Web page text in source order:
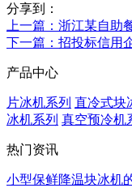
分享到：
上一篇 ：浙江某自助
下一篇 ：招投标信用
产品中心
片冰机系列 直冷式块
冰机系列 真空预冷机
热门资讯
小型保鲜降温块冰机